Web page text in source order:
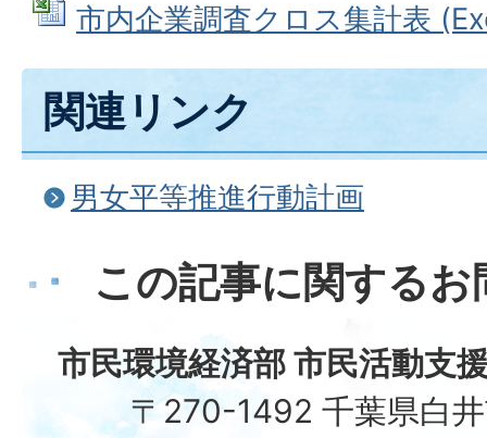
市内企業調査クロス集計表
関連リンク
男女平等推進行動計画
この記事に関する
市民環境経済部 市民活動支
〒270-1492 千葉県白